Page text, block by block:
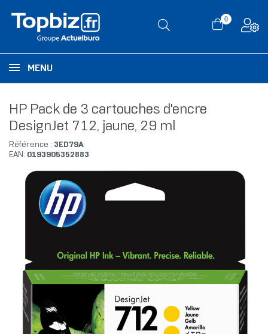
0
MENU
HP Pack de 3 cartouches d'encre
DesignJet 712, jaune, 29 ml
Référence : 3ED79A
EAN: 0193905352883